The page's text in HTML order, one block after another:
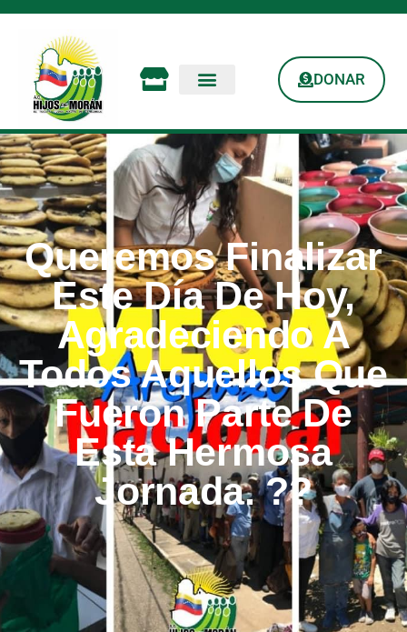
DONAR
Queremos Finalizar
Este Día De Hoy,
Agradeciendo A
Todos Aquellos Que
Fueron Parte De
Esta Hermosa
Jornada. ??